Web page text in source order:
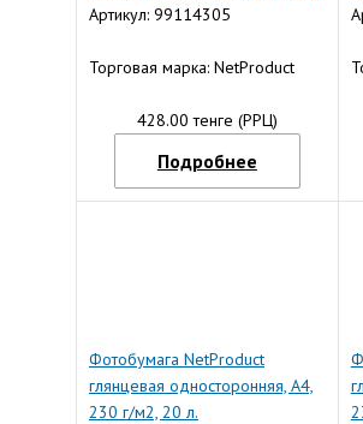
Артикул: 99114305
Торговая марка: NetProduct
428.00 тенге (РРЦ)
Подробнее
Фотобумага NetProduct
глянцевая односторонняя, A4,
230 г/м2, 20 л.